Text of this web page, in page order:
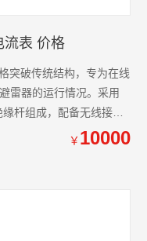
流表 价格
突破传统结构，专为在线
雷器的运行情况。采用
杆组成，配备无线接收
￥ 10000